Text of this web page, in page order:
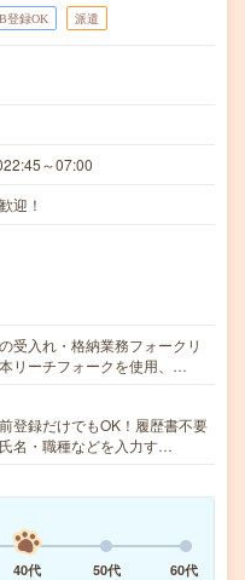
登録OK 派遣
～07:00
迎！
受入れ・格納業務フォークリ
リーチフォークを使用、…
登録だけでもOK！履歴書不要
名・職種などを入力す…
40代 50代 60代